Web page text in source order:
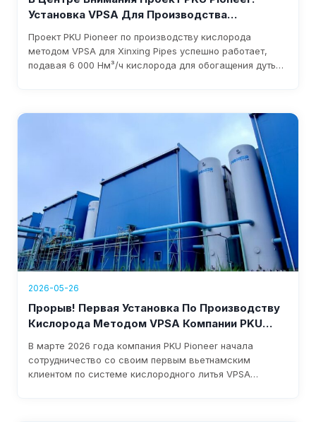
Установка VPSA Для Производства
Эксплуатацию И Приносит Более 1,76 Млн
Долларов США Годового Дохода
Проект PKU Pioneer по производству кислорода
методом VPSA для Xinxing Pipes успешно работает,
подавая 6 000 Нм³/ч кислорода для обогащения дутья
2026-05-26
Прорыв! Первая Установка По Производству
Кислорода Методом VPSA Компании PKU
В марте 2026 года компания PKU Pioneer начала
сотрудничество со своим первым вьетнамским
клиентом по системе кислородного литья VPSA